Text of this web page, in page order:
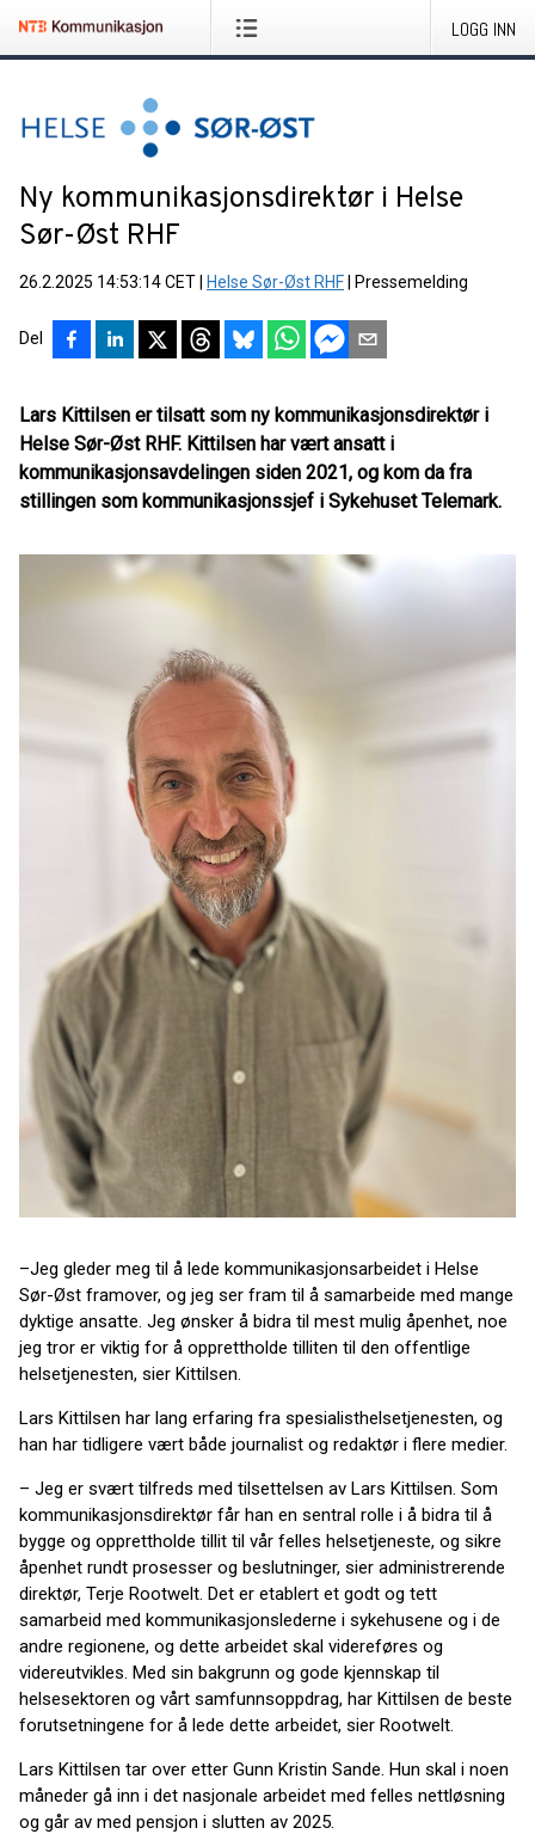
LOGG INN
Ny kommunikasjonsdirektør i Helse
Sør-Øst RHF
26.2.2025 14:53:14 CET Helse Sør-Øst RHF Pressemelding
Del
Lars Kittilsen er tilsatt som ny kommunikasjonsdirektør i
Helse Sør-Øst RHF. Kittilsen har vært ansatt i
kommunikasjonsavdelingen siden 2021, og kom da fra
stillingen som kommunikasjonssjef i Sykehuset Telemark.
–Jeg gleder meg til å lede kommunikasjonsarbeidet i Helse
Sør-Øst framover, og jeg ser fram til å samarbeide med mange
dyktige ansatte. Jeg ønsker å bidra til mest mulig åpenhet, noe
jeg tror er viktig for å opprettholde tilliten til den offentlige
helsetjenesten, sier Kittilsen.
Lars Kittilsen har lang erfaring fra spesialisthelsetjenesten, og
han har tidligere vært både journalist og redaktør i flere medier.
– Jeg er svært tilfreds med tilsettelsen av Lars Kittilsen. Som
kommunikasjonsdirektør får han en sentral rolle i å bidra til å
bygge og opprettholde tillit til vår felles helsetjeneste, og sikre
åpenhet rundt prosesser og beslutninger, sier administrerende
direktør, Terje Rootwelt. Det er etablert et godt og tett
samarbeid med kommunikasjonslederne i sykehusene og i de
andre regionene, og dette arbeidet skal videreføres og
videreutvikles. Med sin bakgrunn og gode kjennskap til
helsesektoren og vårt samfunnsoppdrag, har Kittilsen de beste
forutsetningene for å lede dette arbeidet, sier Rootwelt.
Lars Kittilsen tar over etter Gunn Kristin Sande. Hun skal i noen
måneder gå inn i det nasjonale arbeidet med felles nettløsning
og går av med pensjon i slutten av 2025.